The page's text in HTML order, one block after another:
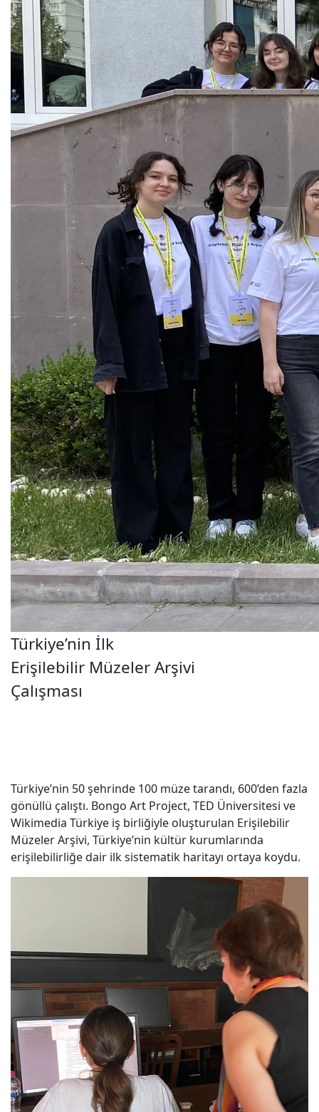
Türkiye’nin İlk
Erişilebilir Müzeler Arşivi
Çalışması
Türkiye’nin 50 şehrinde 100 müze tarandı, 600’den fazla
gönüllü çalıştı. Bongo Art Project, TED Üniversitesi ve
Wikimedia Türkiye iş birliğiyle oluşturulan Erişilebilir
Müzeler Arşivi, Türkiye’nin kültür kurumlarında
erişilebilirliğe dair ilk sistematik haritayı ortaya koydu.